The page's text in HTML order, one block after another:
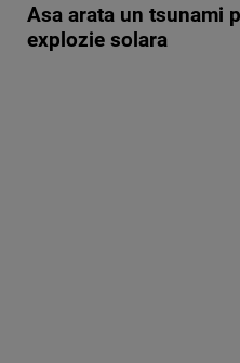
Asa arata un tsunami
explozie solara